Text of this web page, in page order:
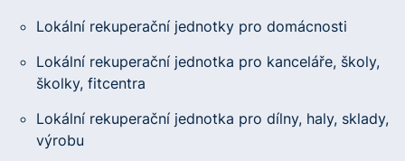
Lokální rekuperační jednotky pro domácnosti
Lokální rekuperační jednotka pro kanceláře, školy,
školky, fitcentra
Lokální rekuperační jednotka pro dílny, haly, sklady,
výrobu